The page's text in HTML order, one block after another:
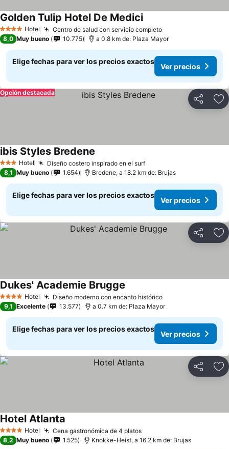
4 EstrellasHotel Centro de salud con servicio completoVer precios
Golden Tulip Hotel De MediciVer precios
8,0 Muy bueno 10.775 a 0.8 km de: Plaza Mayor
Elige fechas para ver los precios exactos
Ver precios
Compartir
Opción destacada
3 Estrellas
Hotel Diseño costero inspirado en el surfVer precios
ibis Styles Bredene
8,1 Muy bueno 1.654 Bredene, a 18.2 km de: Brujas
Elige fechas para ver los precios exactos
Ver precios
Compartir
4 EstrellasHotel Diseño moderno con encanto históricoVer precios
Dukes' Academie Brugge
9,1 Excelente 13.577 a 0.7 km de: Plaza Mayor
Elige fechas para ver los precios exactos
Ver precios
Compartir
4 EstrellasHotel Cena gastronómica de 4 platosVer precios
Hotel Atlanta
8,2 Muy bueno 1.525 Knokke-Heist, a 16.2 km de: Brujas